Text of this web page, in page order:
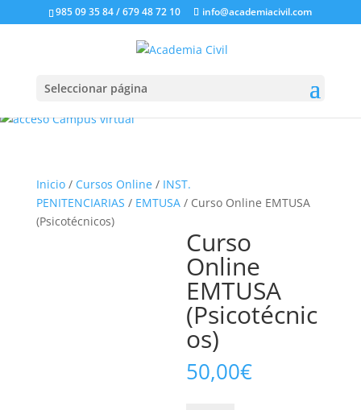
985 09 35 84 / 679 48 72 10 info@academiacivil.com
Seleccionar página
Inicio/ Cursos Online/ INST.
PENITENCIARIAS / EMTUSA/ Curso Online EMTUSA
(Psicotécnicos)
Curso
Online
EMTUSA
(Psicotécnic
os)
50,00€